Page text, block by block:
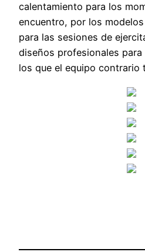
calentamiento para los
encuentro, por los
para las sesiones de
diseños profesionales
los que el equipo contrario